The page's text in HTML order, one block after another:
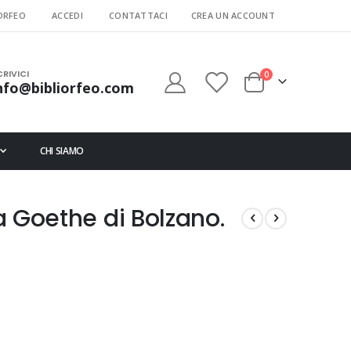
ACCEDI CONTATTACI CREA UN ACCOUNT
Cart
0elementi
CHI SIAMO
di Bolzano.